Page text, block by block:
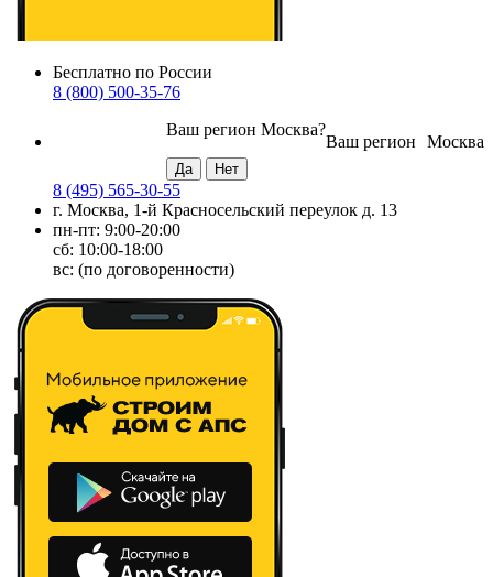
Бесплатно по России
8 (800) 500-35-76
Москва
Ваш регион
Ваш регион Москва?
8 (495) 565-30-55
г. Москва, 1-й Красносельский переулок д. 13
пн-пт: 9:00-20:00
сб: 10:00-18:00
вс: (по договоренности)